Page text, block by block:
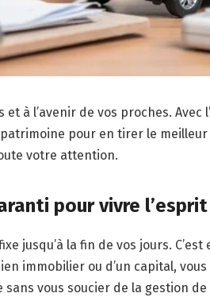
à l’avenir de vos proches. Avec
pour en tirer le
votre attention.
pour vivre
jusqu’à la fin de vos jours.
immobilier ou d’un capital,
vous soucier de la gestion